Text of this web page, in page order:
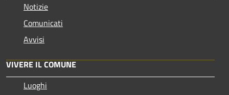
Notizie
Comunicati
Avvisi
VIVERE IL COMUNE
Luoghi